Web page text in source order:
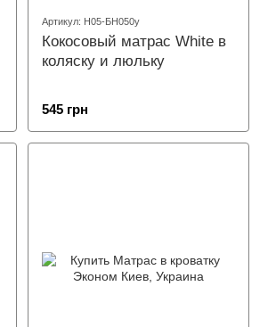
Артикул: Н05-БН050у
Кокосовый матрас White в
коляску и люльку
545 грн